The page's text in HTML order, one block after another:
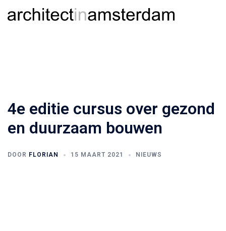
naar
4e editie cursus over gezond
en duurzaam bouwen
DOOR FLORIAN 15 MAART 2021 NIEUWS